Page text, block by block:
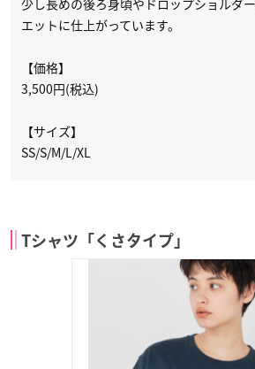
少し長めの後ろ身頃やドロップショルダ
エットに仕上がっています。
【価格】
3,500円(税込)
【サイズ】
SS/S/M/L/XL
Tシャツ「くさタイプ」